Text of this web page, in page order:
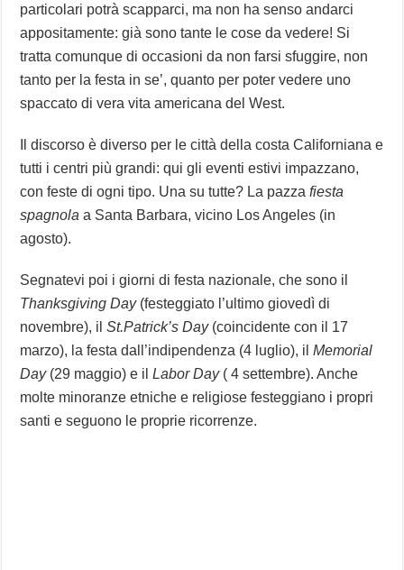
particolari potrà scapparci, ma non ha senso andarci
appositamente: già sono tante le cose da vedere! Si
tratta comunque di occasioni da non farsi sfuggire, non
tanto per la festa in se’, quanto per poter vedere uno
spaccato di vera vita americana del West.
Il discorso è diverso per le città della costa Californiana e
tutti i centri più grandi: qui gli eventi estivi impazzano,
con feste di ogni tipo. Una su tutte? La pazzafiesta
spagnola a Santa Barbara, vicino Los Angeles (in
agosto).
Segnatevi poi i giorni di festa nazionale, che sono il
Thanksgiving Day(festeggiato l’ultimo giovedì di
novembre), ilSt.Patrick’s Day(coincidente con il 17
marzo), la festa dall’indipendenza (4 luglio), ilMemorial
Day(29 maggio) e ilLabor Day( 4 settembre). Anche
molte minoranze etniche e religiose festeggiano i propri
santi e seguono le proprie ricorrenze.